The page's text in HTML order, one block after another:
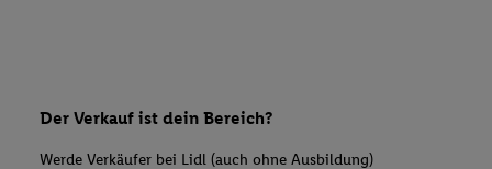
Der Verkauf ist dein Bereich?
Werde Verkäufer bei Lidl (auch ohne Ausbildung)